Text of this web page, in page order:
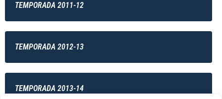
TEMPORADA 2011-12
TEMPORADA 2012-13
TEMPORADA 2013-14